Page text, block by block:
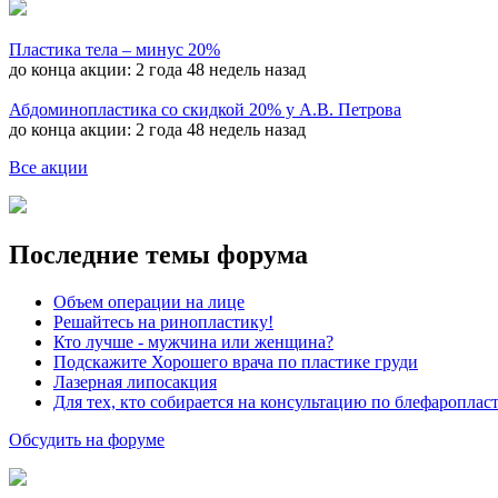
Пластика тела – минус 20%
до конца акции: 2 года 48 недель назад
Абдоминопластика со скидкой 20% у А.В. Петрова
до конца акции: 2 года 48 недель назад
Все акции
Последние темы форума
Объем операции на лице
Решайтесь на ринопластику!
Кто лучше - мужчина или женщина?
Подскажите Хорошего врача по пластике груди
Лазерная липосакция
Для тех, кто собирается на консультацию по
Обсудить на форуме